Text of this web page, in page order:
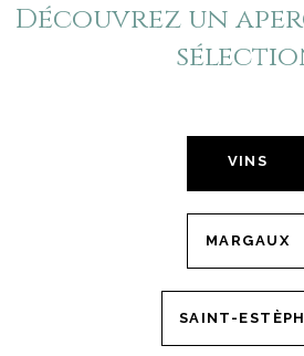
Découvrez un
VINS
MARGAUX
SAINT-